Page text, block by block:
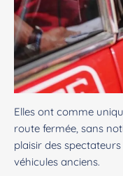
Elles ont comme
route fermée, sans
plaisir des
véhicules anciens.